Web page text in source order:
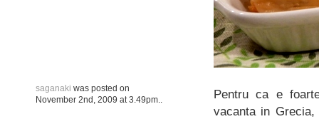
saganaki was posted on
November 2nd, 2009 at 3.49pm
Pentru ca e
vacanta in